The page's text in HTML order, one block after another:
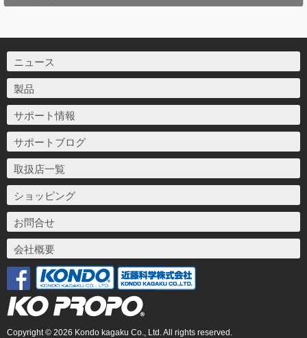
ニュース
製品
サポート情報
サポートブログ
取扱店一覧
ショッピング
お問合せ
会社概要
Copyright © 2026 Kondo kagaku Co., Ltd. All rights reserved.